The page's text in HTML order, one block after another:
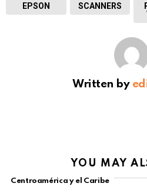
EPSON SCANNERS
Written by
YOU MAY
Centroamérica y el Caribe